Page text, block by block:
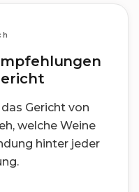
Gericht von
welche Weine
hinter jeder